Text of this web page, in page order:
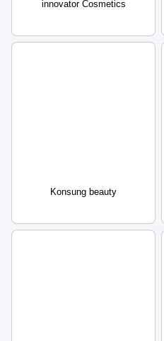
innovator Cosmetics
Konsung beauty